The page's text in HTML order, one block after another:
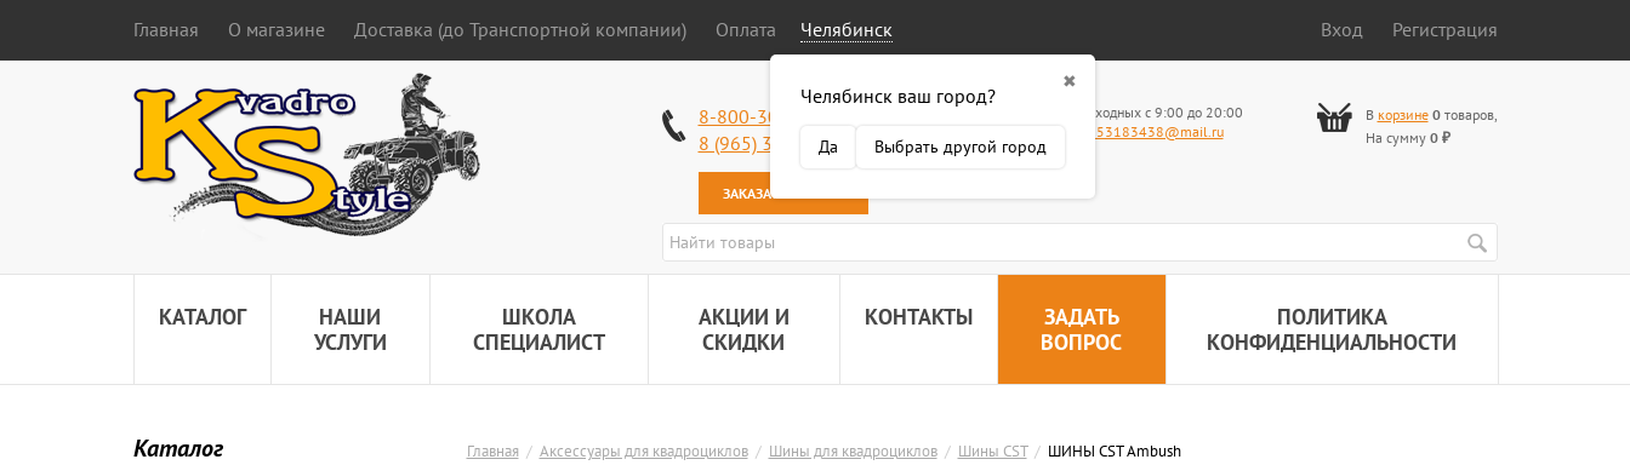
Главная О магазине Доставка (до Транспортной компании) Оплата Челябинск
✖
Челябинск ваш город?
Да Выбрать другой город
Вход Регистрация
8-800-301-50-58
8 (965) 318-34-38
ЗАКАЗАТЬ ЗВОНОК
Работаем без выходных с 9:00 до 20:00
89653183438@mail.ru
В корзине 0товаров,
На сумму 0 ₽
КАТАЛОГ
НАШИ
УСЛУГИ
ШКОЛА
СПЕЦИАЛИСТ
АКЦИИ И
СКИДКИ
КОНТАКТЫ
ЗАДАТЬ
ВОПРОС
ПОЛИТИКА
КОНФИДЕНЦИАЛЬНОСТИ
Каталог Главная / Аксессуары для квадроциклов / Шины для квадроциклов / Шины CST / ШИНЫ CST Ambush